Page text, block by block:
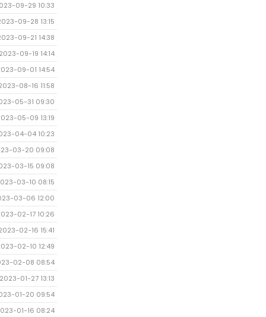
09-29 10:33
09-28 13:15
09-21 14:38
2023-09-19 14:14
09-01 14:54
08-16 11:58
05-31 09:30
05-09 13:19
04-04 10:23
03-20 09:08
03-15 09:08
03-10 08:15
03-06 12:00
02-17 10:26
02-16 15:41
02-10 12:49
02-08 08:54
2023-01-27 13:13
01-20 09:54
01-16 08:24